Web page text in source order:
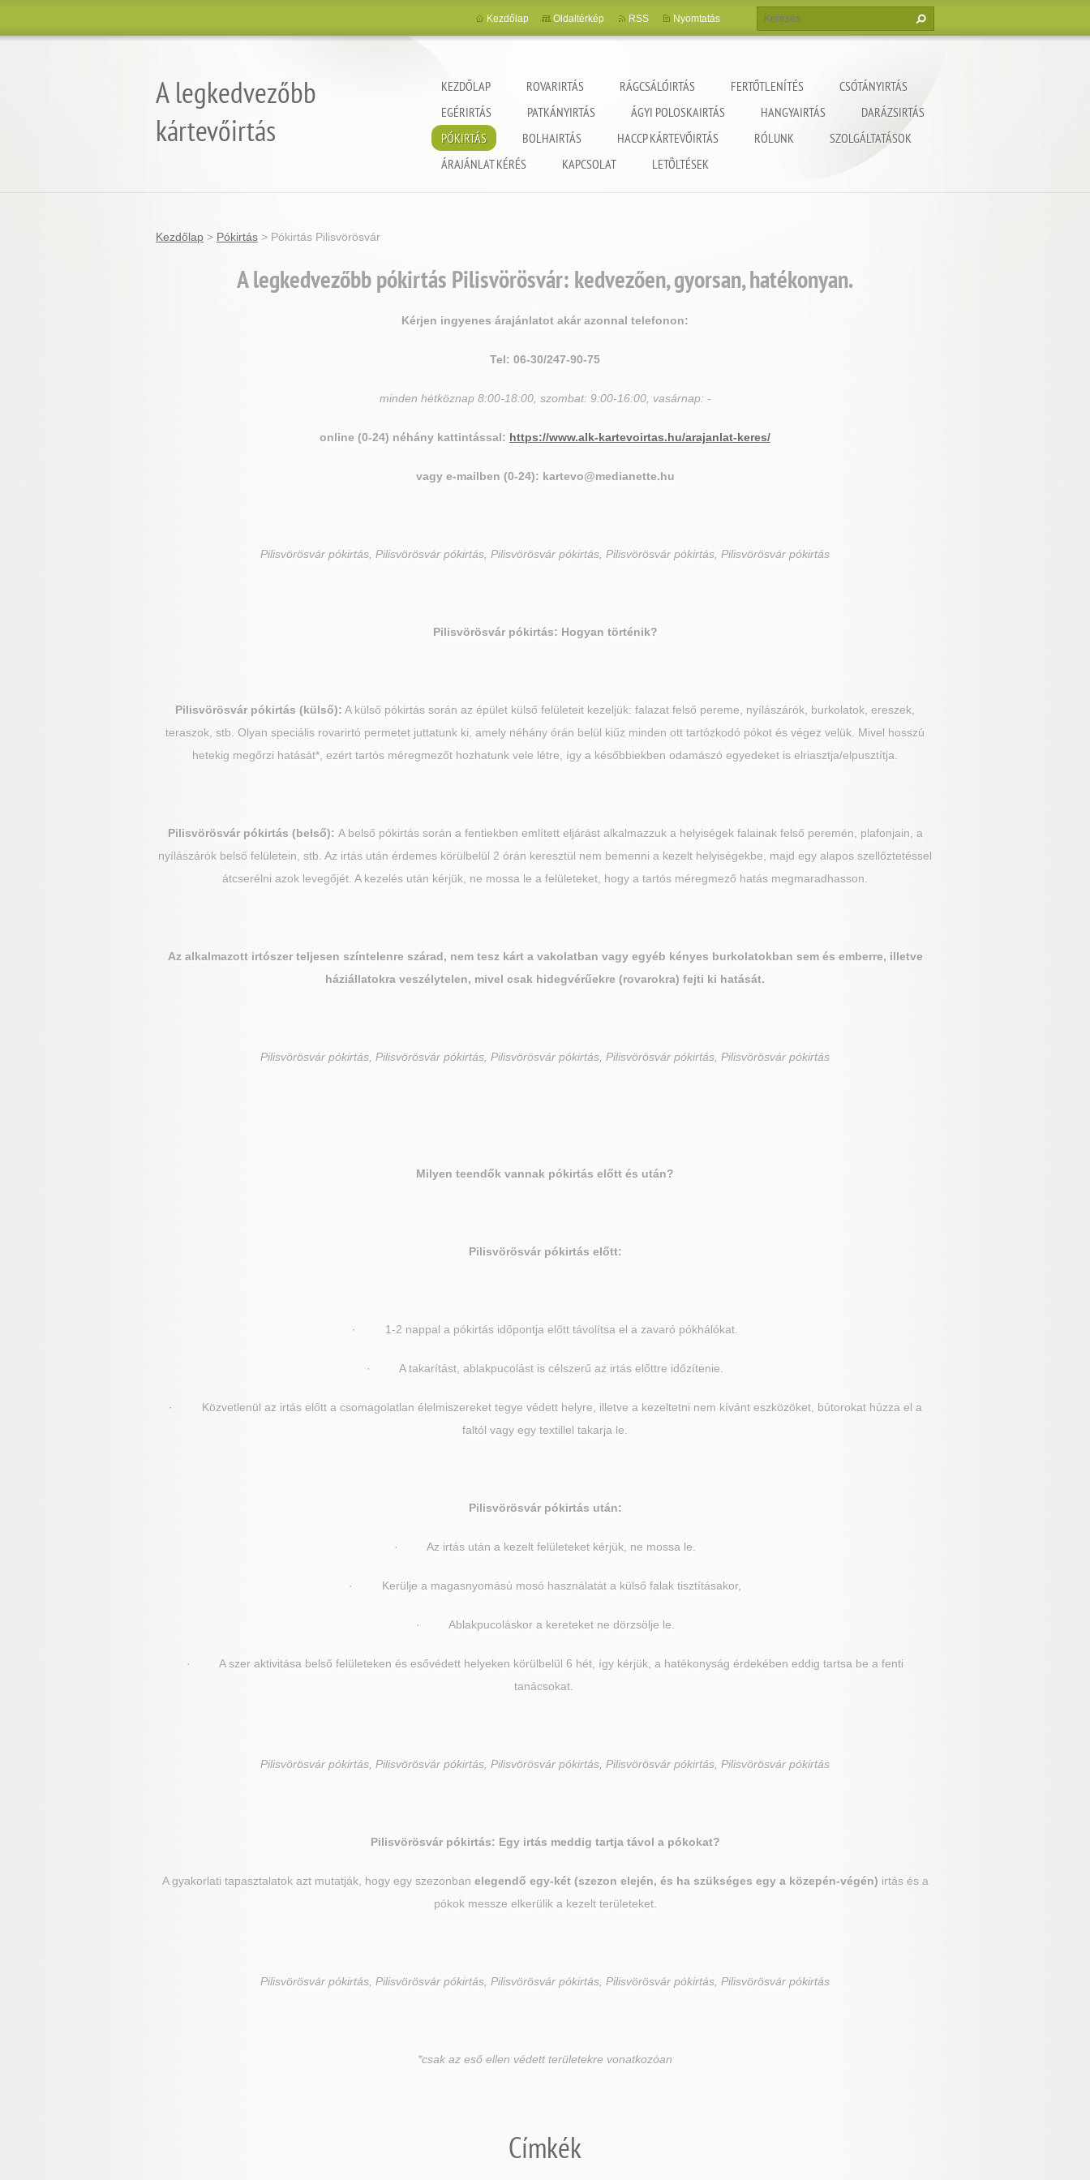
A legkedvezőbb
kártevőirtás
KEZDŐLAP ROVARIRTÁS RÁGCSÁLÓIRTÁS FERTŐTLENÍTÉS
CSÓTÁNYIRTÁS
EGÉRIRTÁS
PATKÁNYIRTÁS ÁGYI POLOSKAIRTÁS HANGYAIRTÁS
DARÁZSIRTÁS
PÓKIRTÁS
BOLHAIRTÁS HACCP KÁRTEVŐIRTÁS RÓLUNK
SZOLGÁLTATÁSOK
ÁRAJÁNLAT KÉRÉS
KAPCSOLAT LETÖLTÉSEK
Kezdőlap Oldaltérkép RSS Nyomtatás
Kezdőlap > Pókirtás > Pókirtás Pilisvörösvár
A legkedvezőbb pókirtás Pilisvörösvár: kedvezően, gyorsan, hatékonyan.
Kérjen ingyenes árajánlatot akár azonnal telefonon:
Tel: 06-30/247-90-75
minden hétköznap 8:00-18:00, szombat: 9:00-16:00, vasárnap: -
online (0-24) néhány kattintással: https://www.alk-kartevoirtas.hu/arajanlat-keres/
vagy e-mailben (0-24): kartevo@medianette.hu
Pilisvörösvár pókirtás, Pilisvörösvár pókirtás, Pilisvörösvár pókirtás, Pilisvörösvár pókirtás, Pilisvörösvár pókirtás
Pilisvörösvárpókirtás: Hogyan történik?
Pilisvörösvár pókirtás (külső): A külső pókirtás során az épület külső felületeit kezeljük: falazat felső pereme, nyílászárók, burkolatok, ereszek,
teraszok, stb. Olyan speciális rovarirtó permetet juttatunk ki, amely néhány órán belül kiűz minden ott tartózkodó pókot és végez velük. Mivel hosszú
hetekig megőrzi hatását*, ezért tartós méregmezőt hozhatunk vele létre, így a későbbiekben odamászó egyedeket is elriasztja/elpusztítja.
Pilisvörösvárpókirtás (belső): A belső pókirtás során a fentiekben említett eljárást alkalmazzuk a helyiségek falainak felső peremén, plafonjain, a
nyílászárók belső felületein, stb. Az irtás után érdemes körülbelül 2 órán keresztül nem bemenni a kezelt helyiségekbe, majd egy alapos szellőztetéssel
átcserélni azok levegőjét. A kezelés után kérjük, ne mossa le a felületeket, hogy a tartós méregmező hatás megmaradhasson.
Az alkalmazott irtószer teljesen színtelenre szárad, nem tesz kárt a vakolatban vagy egyéb kényes burkolatokban sem és emberre, illetve
háziállatokra veszélytelen, mivel csak hidegvérűekre (rovarokra) fejti ki hatását.
Pilisvörösvár pókirtás, Pilisvörösvár pókirtás, Pilisvörösvár pókirtás, Pilisvörösvár pókirtás, Pilisvörösvár pókirtás
Milyen teendők vannak pókirtás előtt és után?
Pilisvörösvárpókirtás előtt:
· 1-2 nappal a pókirtás időpontja előtt távolítsa el a zavaró pókhálókat.
· A takarítást, ablakpucolást is célszerű az irtás előttre időzítenie.
· Közvetlenül az irtás előtt a csomagolatlan élelmiszereket tegye védett helyre, illetve a kezeltetni nem kívánt eszközöket, bútorokat húzza el a
faltól vagy egy textillel takarja le.
Pilisvörösvárpókirtás után:
· Az irtás után a kezelt felületeket kérjük, ne mossa le.
· Kerülje a magasnyomású mosó használatát a külső falak tisztításakor,
· Ablakpucoláskor a kereteket ne dörzsölje le.
· A szer aktivitása belső felületeken és esővédett helyeken körülbelül 6 hét, így kérjük, a hatékonyság érdekében eddig tartsa be a fenti
tanácsokat.
Pilisvörösvár pókirtás, Pilisvörösvár pókirtás, Pilisvörösvár pókirtás, Pilisvörösvár pókirtás, Pilisvörösvár pókirtás
Pilisvörösvárpókirtás: Egy irtás meddig tartja távol a pókokat?
A gyakorlati tapasztalatok azt mutatják, hogy egy szezonban elegendő egy-két (szezon elején, és ha szükséges egy a közepén-végén) irtás és a
pókok messze elkerülik a kezelt területeket.
Pilisvörösvár pókirtás, Pilisvörösvár pókirtás, Pilisvörösvár pókirtás, Pilisvörösvár pókirtás, Pilisvörösvár pókirtás
*csak az eső ellen védett területekre vonatkozóan
Címkék